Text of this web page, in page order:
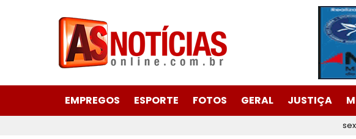
EMPREGOS ESPORTE FOTOS GERAL JUSTIÇA